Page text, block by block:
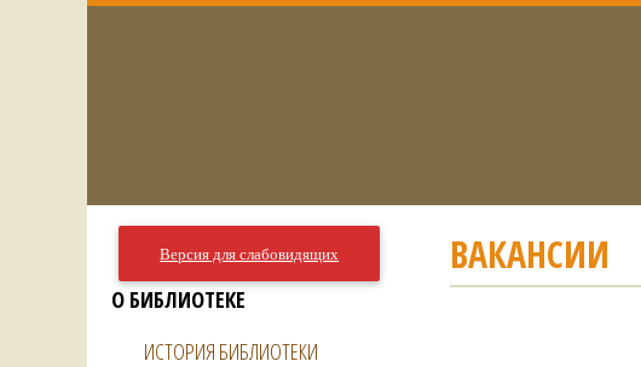
ВАКАНСИИ
Версия для слабовидящих
О БИБЛИОТЕКЕ
ИСТОРИЯ БИБЛИОТЕКИ